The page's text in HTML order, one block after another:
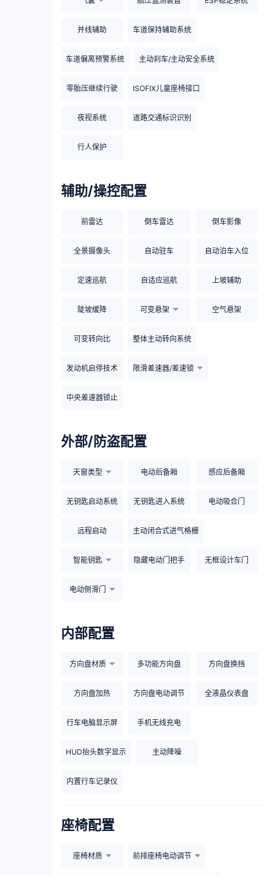
并线辅助 车道保持辅助系统
车道偏离预警系统 主动刹车/主动安全系统
零胎压继续行驶 ISOFIX儿童座椅接口
夜视系统 道路交通标识识别
行人保护
辅助/操控配置
前雷达 倒车雷达 倒车影像
全景摄像头 自动驻车 自动泊车入位
定速巡航 自适应巡航 上坡辅助
陡坡缓降 可变悬架 空气悬架
可变转向比 整体主动转向系统
发动机启停技术 限滑差速器/差速锁
中央差速器锁止
外部/防盗配置
天窗类型 电动后备厢 感应后备厢
无钥匙启动系统 无钥匙进入系统 电动吸合门
远程启动 主动闭合式进气格栅
智能钥匙 隐藏电动门把手 无框设计车门
电动侧滑门
内部配置
方向盘材质 多功能方向盘 方向盘换挡
方向盘加热 方向盘电动调节 全液晶仪表盘
行车电脑显示屏 手机无线充电
HUD抬头数字显示 主动降噪
内置行车记录仪
座椅配置
座椅材质 前排座椅电动调节